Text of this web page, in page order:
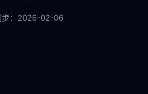
： 2026-02-06